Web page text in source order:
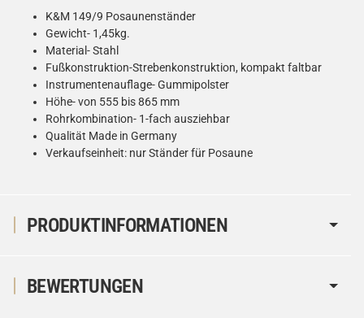
PRODUKTINFORMATIONEN
K&M 149/9 Posaunenständer
Gewicht- 1,45kg.
Material- Stahl
Fußkonstruktion-Strebenkonstruktion, kompakt faltbar
Instrumentenauflage- Gummipolster
Höhe- von 555 bis 865 mm
Rohrkombination- 1-fach ausziehbar
Qualität Made in Germany
Verkaufseinheit: nur Ständer für Posaune
BEWERTUNGEN